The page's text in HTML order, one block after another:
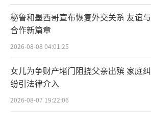
秘鲁和墨西哥宣布恢复外交关系 友谊与
合作新篇章
2026-08-08 04:01:25
女儿为争财产堵门阻挠父亲出殡 家庭纠
纷引法律介入
2026-08-07 19:22:06